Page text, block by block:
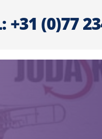
+31 (0)77